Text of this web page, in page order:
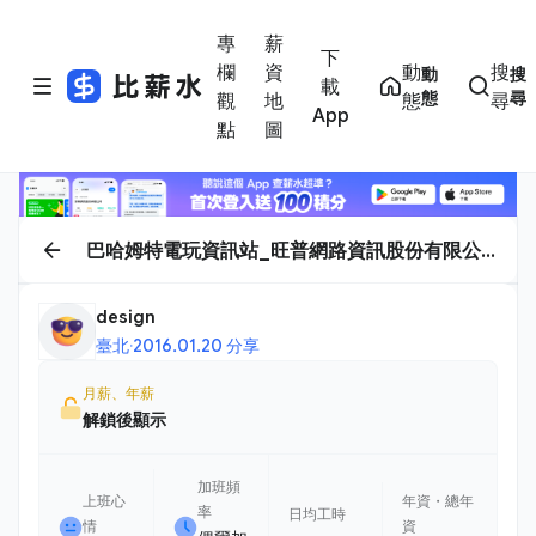
專
欄
觀
點
薪
資
地
圖
下
載
App
動
態
動
態
搜
尋
搜
尋
巴哈姆特電玩資訊站_旺普網路資訊股份有限公
design
臺北·2016.01.20 分享
月薪、年薪
解鎖後顯示
上班心
情
加班頻
率
日均工時
年資・總年
資